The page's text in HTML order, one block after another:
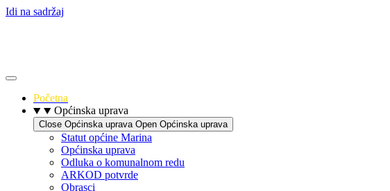
Idi na sadržaj
Početna
Općinska uprava
Close Općinska uprava Open Općinska uprava
Statut općine Marina
Općinska uprava
Odluka o komunalnom redu
ARKOD potvrde
Obrasci